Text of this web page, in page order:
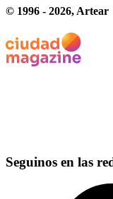
© 1996 - 2026, Artear
Seguinos en las